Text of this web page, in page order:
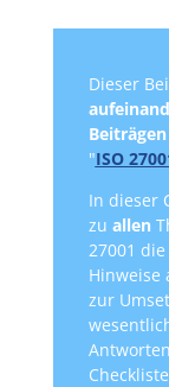
Dieser
Beiträgen
"ISO
In dieser
zu allen
27001
Hinweise
zur